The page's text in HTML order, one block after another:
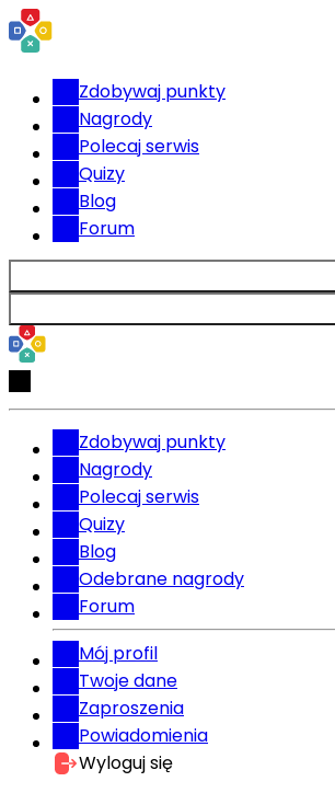
Zdobywaj punkty
Nagrody
Polecaj serwis
Quizy
Blog
Forum
Zdobywaj punkty
Nagrody
Polecaj serwis
Quizy
Blog
Odebrane nagrody
Forum
Mój profil
Twoje dane
Zaproszenia
Powiadomienia
Wyloguj się